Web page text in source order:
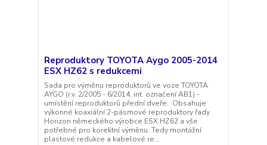
Reproduktory TOYOTA Aygo 2005-2014
ESX HZ62 s redukcemi
Sada pro výměnu reproduktorů ve voze TOYOTA
AYGO (r.v. 2/2005 - 6/2014, int. označení AB1) -
umístění reproduktorů přední dveře. Obsahuje
výkonné koaxiální 2-pásmové reproduktory řady
Horizon německého výrobce ESX HZ62 a vše
potřebné pro korektní výměnu. Tedy montážní
plastové redukce a kabelové re...